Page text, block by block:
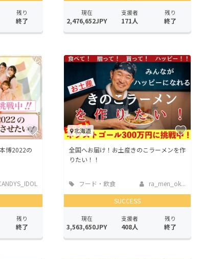
残り
終了
現在
2,476,652JPY
支援者
171人
残り
終了
博2022の
残り
終了
北海道
全国へお届け！お土産きのこラーメンを作
りたい！！
フード・飲食
店
ra_men_ok...
SUCCESS
現在
3,563,650JPY
支援者
408人
残り
終了